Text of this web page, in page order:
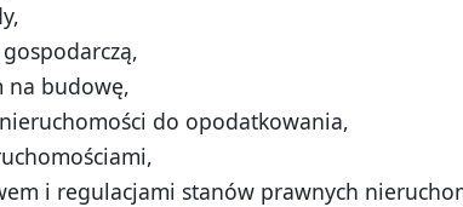
na budowę,
do opodatkowania,
i regulacjami stanów prawnych